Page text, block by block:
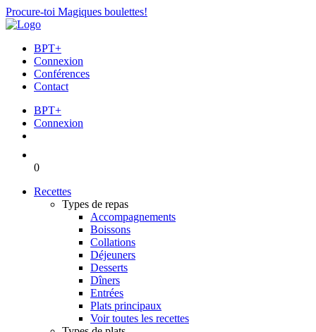
Procure-toi Magiques boulettes!
BPT+
Connexion
Conférences
Contact
BPT+
Connexion
0
Recettes
Types de repas
Accompagnements
Boissons
Collations
Déjeuners
Desserts
Dîners
Entrées
Plats principaux
Voir toutes les recettes